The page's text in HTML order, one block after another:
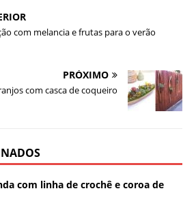
com melancia e frutas para o verão
PRÓXIMO
com casca de coqueiro
com linha de crochê e coroa de